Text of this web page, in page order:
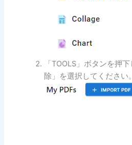
「TOOLS」ボタンを押
除」を選択してください。